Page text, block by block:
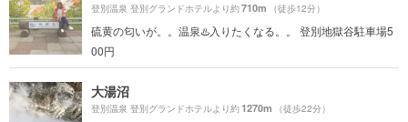
登別温泉 登別グランドホテルより約710m （徒歩12分）
硫黄の匂いが。。温泉♨️入りたくなる。。 登別地獄谷駐車場5
00円
大湯沼
登別温泉 登別グランドホテルより約1270m （徒歩22分）